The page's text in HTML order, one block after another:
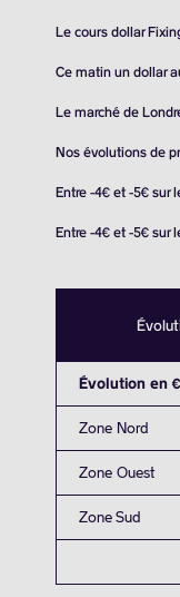
Le cours dollar
Ce matin un dollar
Le marché de
Nos évolutions de
Entre -4€ et -5€ sur
Entre -4€ et -5€ sur
Évolution en
Zone Nord
Zone Ouest
Zone Sud